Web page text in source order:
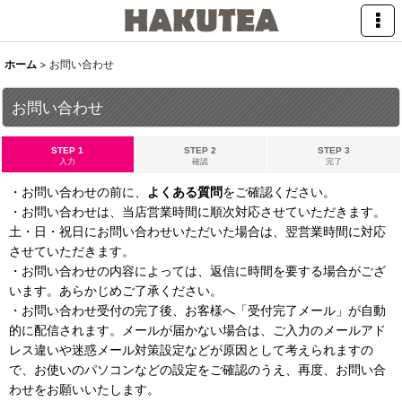
ホーム > お問い合わせ
お問い合わせ
STEP 1
入力
STEP 2
確認
STEP 3
完了
・お問い合わせの前に、 よくある質問をご確認ください。
・お問い合わせは、当店営業時間に順次対応させていただきます。
土・日・祝日にお問い合わせいただいた場合は、翌営業時間に対応
させていただきます。
・お問い合わせの内容によっては、返信に時間を要する場合がござ
います。あらかじめご了承ください。
・お問い合わせ受付の完了後、お客様へ「受付完了メール」が自動
的に配信されます。メールが届かない場合は、ご入力のメールアド
レス違いや迷惑メール対策設定などが原因として考えられますの
で、お使いのパソコンなどの設定をご確認のうえ、再度、お問い合
わせをお願いいたします。